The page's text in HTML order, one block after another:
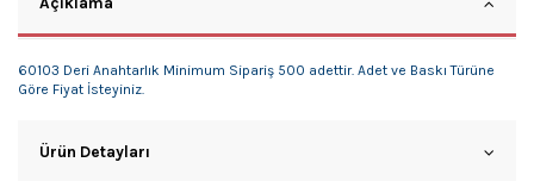
60103 Deri Anahtarlık Minimum Sipariş 500 adettir. Adet ve Baskı Türüne
Göre Fiyat İsteyiniz.
Ürün Detayları